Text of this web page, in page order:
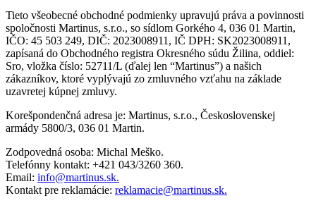
Tieto všeobecné obchodné podmienky upravujú práva a povinnosti
spoločnosti Martinus, s.r.o., so sídlom Gorkého 4, 036 01 Martin,
IČO: 45 503 249, DIČ: 2023008911, IČ DPH: SK2023008911,
zapísaná do Obchodného registra Okresného súdu Žilina, oddiel:
Sro, vložka číslo: 52711/L (ďalej len “Martinus”) a našich
zákazníkov, ktoré vyplývajú zo zmluvného vzťahu na základe
uzavretej kúpnej zmluvy.
Korešpondenčná adresa je: Martinus, s.r.o., Československej
armády 5800/3, 036 01 Martin.
Zodpovedná osoba: Michal Meško.
Telefónny kontakt: +421 043/3260 360.
Email: info@martinus.sk.
Kontakt pre reklamácie: reklamacie@martinus.sk.